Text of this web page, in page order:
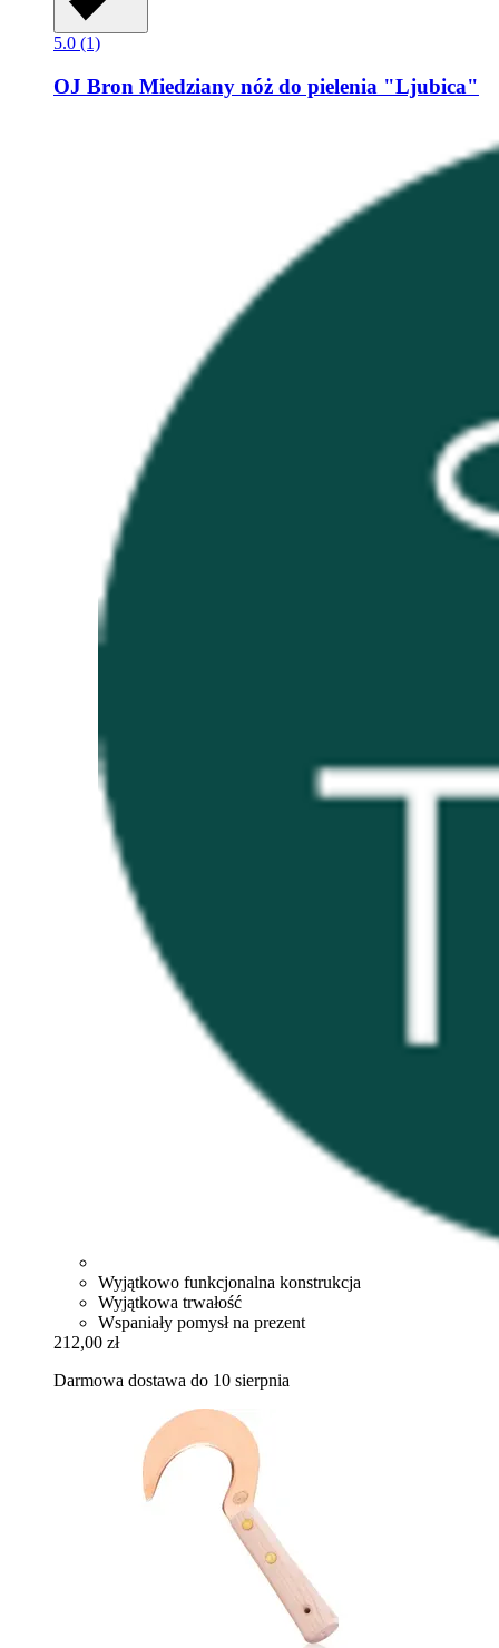
5.0 (1)
OJ Bron Miedziany nóż do pielenia "Ljubica"
Wyjątkowo funkcjonalna konstrukcja
Wyjątkowa trwałość
Wspaniały pomysł na prezent
212,00 zł
Darmowa dostawa do 10 sierpnia